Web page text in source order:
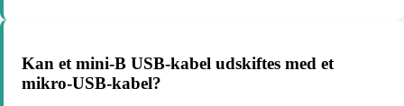
Kan et mini-B USB-kabel udskiftes med et
mikro-USB-kabel?